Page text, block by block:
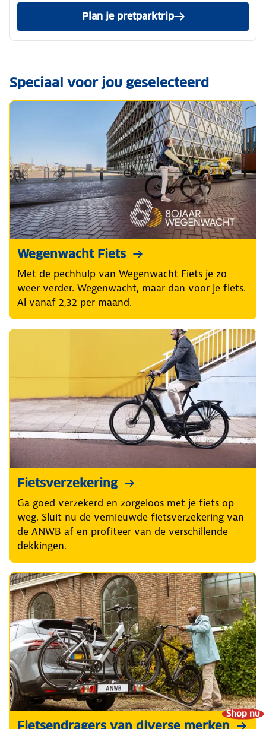
Plan je pretparktrip
van de ANWB
Speciaal voor jou geselecteerd
Wegenwacht Fiets
Met de pechhulp van Wegenwacht Fiets je zo
weer verder. Wegenwacht, maar dan voor je fiets.
Al vanaf 2,32 per maand.
Fietsverzekering
Ga goed verzekerd en zorgeloos met je fiets op
weg. Sluit nu de vernieuwde fietsverzekering van
de ANWB af en profiteer van de verschillende
dekkingen.
Shop nu